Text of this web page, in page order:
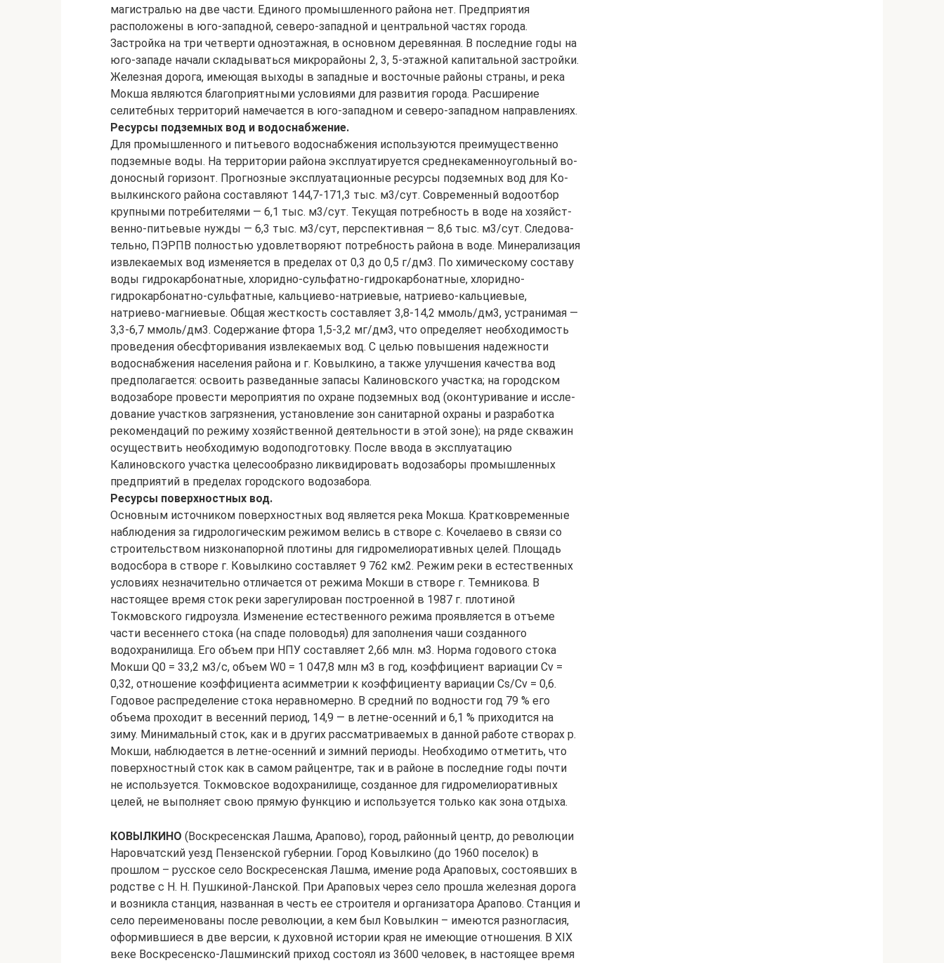
магистралью на две части. Единого промышленного района нет. Предприятия
расположены в юго-западной, северо-западной и центральной частях города.
Застройка на три четверти одноэтажная, в основном деревянная. В последние годы на
юго-западе начали складываться микрорайоны 2, 3, 5-этажной капитальной застройки.
Железная дорога, имеющая выходы в западные и восточные районы страны, и река
Мокша являются благоприятными условиями для развития города. Расширение
селитебных территорий намечается в юго-западном и северо-западном направлениях.
Ресурсы подземных вод и водоснабжение.
Для промышленного и питьевого водоснабжения используются преимущественно
подземные воды. На территории района эксплуатируется среднекаменноугольный во­
до­носный горизонт. Прог­ноз­ные эксплуа­та­ционные ресурсы подземных вод для Ко­
выл­кин­ского района сос­тав­ля­ют 144,7-171,3 тыс. м3/сут. Современный водоотбор
круп­ны­ми ­по­т­ре­би­те­ля­ми — 6,1 тыс. м3/сут. Текущая потребность в воде на хо­зяй­ст­
вен­но-питьевые нужды — 6,3 тыс. м3/сут, перспективная — 8,6 тыс. м3/сут. Сле­до­ва­
тельно, ПЭРПВ пол­ностью удовлетворяют потребность района в воде. Минерализация
извлекаемых вод изменяется в пределах от 0,3 до 0,5 г/дм3. По химическому составу
воды гидрокарбонатные, хлоридно-cульфатно-гидрокарбонатные, хлоридно-
гидрокарбонатно-сульфатные, кальциево-натриевые, натриево-кальциевые,
натриево-магниевые. Общая жесткость составляет 3,8-14,2 ммоль/дм3, устранимая —
3,3-6,7 ммоль/дм3. Содержание фтора 1,5-3,2 мг/дм3, что определяет необходимость
проведения обесфторивания извлекаемых вод. С целью повышения надежности
водоснабжения населения района и г. Ковылкино, а также улучшения качества вод
предполагается: ос­во­ить разведанные запасы Калиновского участка; на го­родском
водозаборе провести мероприятия по ох­ра­­не подзем­ных вод (оконтуривание и ис­сле­
до­ва­ние участков загрязнения, установ­ление зон са­нитарной охраны и разработка
рекомендаций по режиму хо­зяйственной деятельности в этой зо­не); на ряде скважин
осу­ществить не­об­хо­ди­мую во­до­подготовку. После ввода в эксплуатацию
Калиновского участка целесообразно ликвидировать водозаборы промышленных
пред­приятий в пределах городского водозабора.
Ресурсы поверхностных вод.
Основным источником поверхностных вод является река Мокша. Кратковременные
наблюдения за гидрологическим режимом велись в створе с. Кочелаево в связи со
строительством низконапорной плотины для гидромелиоративных целей. Площадь
водосбора в створе г. Ковылкино составляет 9 762 км2. Режим реки в естественных
условиях незначительно отличается от режима Мокши в створе г. Темникова. В
настоящее время сток реки зарегулирован построенной в 1987 г. плотиной
Токмовского гидроузла. Изменение естественного режима проявляется в отъеме
части весеннего стока (на спаде половодья) для заполнения чаши созданного
водохранилища. Его объем при НПУ составляет 2,66 млн. м3. Норма годового стока
Мокши Q0 = 33,2 м3/с, объем W0 = 1 047,8 млн м3 в год, коэффициент вариации Сv =
0,32, отношение коэффициента асимметрии к коэффициенту вариации Сs/Сv = 0,6.
Годовое распределение стока неравномерно. В средний по водности год 79 % его
объема проходит в весенний период, 14,9 — в летне-осенний и 6,1 % приходится на
зиму. Минимальный сток, как и в других рассматриваемых в данной работе створах р.
Мокши, наблюдается в летне-осенний и зимний периоды. Необходимо отметить, что
поверхностный сток как в самом райцентре, так и в районе в последние годы почти
не используется. Токмовское водохранилище, созданное для гидромелиоративных
целей, не выполняет свою прямую функцию и используется только как зона отдыха.
КОВЫЛКИНО (Воскресенская Лашма, Арапово), город, районный центр, до революции
Наровчатский уезд Пензенской губернии. Город Ковылкино (до 1960 поселок) в
прошлом – русское село Воскресенская Лашма, имение рода Араповых, состоявших в
родстве с Н. Н. Пушкиной-Ланской. При Араповых через село прошла железная дорога
и возникла станция, названная в честь ее строителя и организатора Арапово. Станция и
село переименованы после революции, а кем был Ковылкин – имеются разногласия,
оформившиеся в две версии, к духовной истории края не имеющие отношения. В XIX
веке Воскресенско-Лашминский приход состоял из 3600 человек, в настоящее время